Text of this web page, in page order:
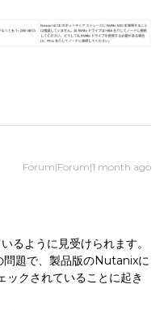
Forum|Forum|1 month ago
るように見受けられます。
題で、製品版のNutanixに
ックされていることに起き